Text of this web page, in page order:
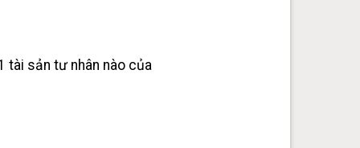
tài sản tư nhân nào của